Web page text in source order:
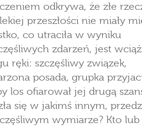
odkrywa, że złe
przeszłości nie miały
co utraciła w wyniku
zdarzeń, jest
ręki: szczęśliwy związek,
posada, grupka
los ofiarował jej drugą
się w jakimś innym,
wymiarze? Kto